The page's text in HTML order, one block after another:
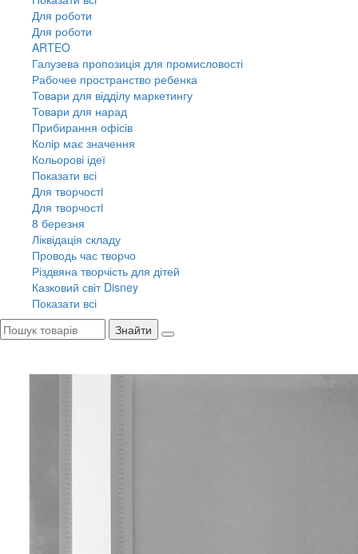
Для роботи
Для роботи
ARTEO
Галузева пропозиція для промисловості
Рабочее пространство ребенка
Товари для відділу маркетингу
Товари для нарад
Прибирання офісів
Колір має значення
Кольорові ідеї
Показати всі
Для творчостi
Для творчостi
8 березня
Ліквідація складу
Проводь час творчо
Різдвяна творчість для дітей
Казковий світ Disney
Показати всі
Знайти